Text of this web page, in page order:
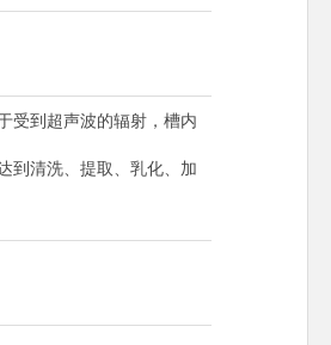
受到超声波的辐射，槽内
到清洗、提取、乳化、加